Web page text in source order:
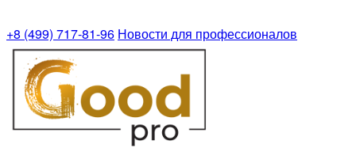
+8 (499) 717-81-96 Новости для профессионалов